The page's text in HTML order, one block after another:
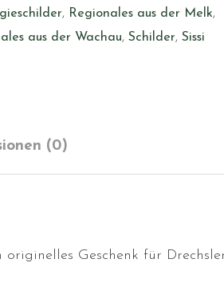
, Regionales aus der Melk,
aus der Wachau, Schilder, Sissi
(0)
originelles Geschenk für